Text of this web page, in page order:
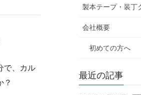
で、カル
？
製本テープ・装丁
会社概要
初めての方へ
最近の記事